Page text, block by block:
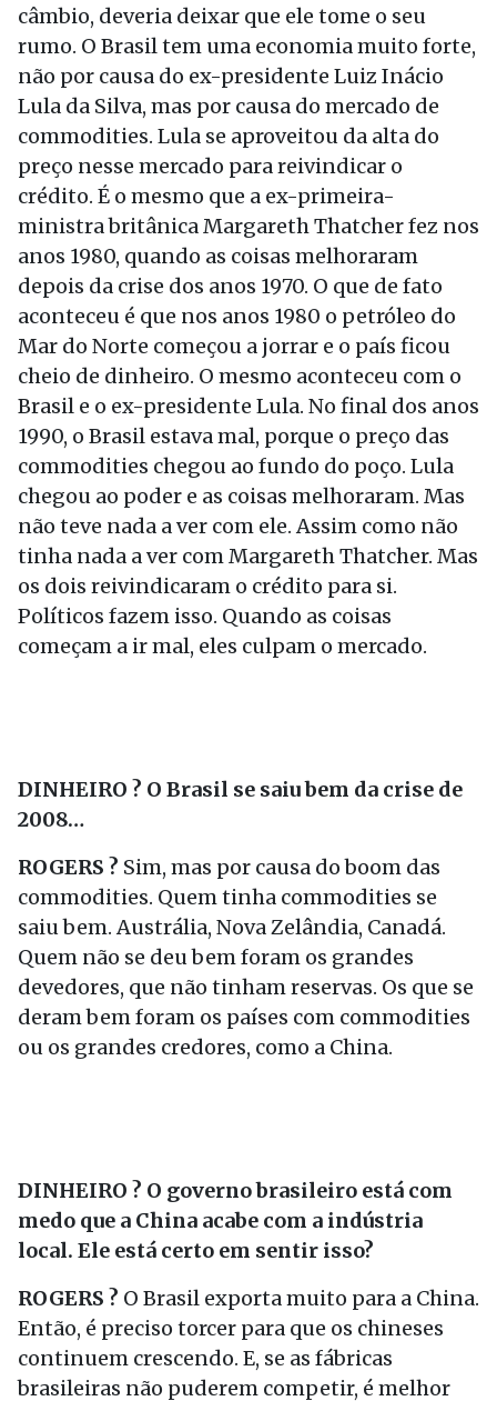
câmbio, deveria deixar que ele tome o seu
rumo. O Brasil tem uma economia muito forte,
não por causa do ex-presidente Luiz Inácio
Lula da Silva, mas por causa do mercado de
commodities. Lula se aproveitou da alta do
preço nesse mercado para reivindicar o
crédito. É o mesmo que a ex-primeira-
ministra britânica Margareth Thatcher fez nos
anos 1980, quando as coisas melhoraram
depois da crise dos anos 1970. O que de fato
aconteceu é que nos anos 1980 o petróleo do
Mar do Norte começou a jorrar e o país ficou
cheio de dinheiro. O mesmo aconteceu com o
Brasil e o ex-presidente Lula. No final dos anos
1990, o Brasil estava mal, porque o preço das
commodities chegou ao fundo do poço. Lula
chegou ao poder e as coisas melhoraram. Mas
não teve nada a ver com ele. Assim como não
tinha nada a ver com Margareth Thatcher. Mas
os dois reivindicaram o crédito para si.
Políticos fazem isso. Quando as coisas
começam a ir mal, eles culpam o mercado.
DINHEIRO ? O Brasil se saiu bem da crise de
2008…
ROGERS ? Sim, mas por causa do boom das
commodities. Quem tinha commodities se
saiu bem. Austrália, Nova Zelândia, Canadá.
Quem não se deu bem foram os grandes
devedores, que não tinham reservas. Os que se
deram bem foram os países com commodities
ou os grandes credores, como a China.
DINHEIRO ? O governo brasileiro está com
medo que a China acabe com a indústria
local. Ele está certo em sentir isso?
ROGERS ? O Brasil exporta muito para a China.
Então, é preciso torcer para que os chineses
continuem crescendo. E, se as fábricas
brasileiras não puderem competir, é melhor